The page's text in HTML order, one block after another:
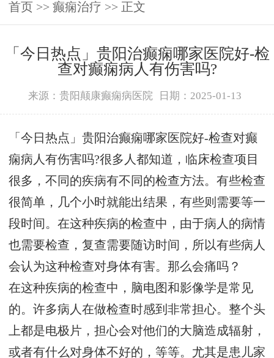
首页 >> 癫痫治疗 >> 正文
「今日热点」贵阳治癫痫哪家医院好-检
查对癫痫病人有伤害吗?
来源：贵阳颠康癫痫病医院 日期：2025-01-13
「今日热点」贵阳治癫痫哪家医院好-检查对癫
痫病人有伤害吗?很多人都知道，临床检查项目
很多，不同的疾病有不同的检查方法。有些检查
很简单，几个小时就能出结果，有些则需要等一
段时间。在这种疾病的检查中，由于病人的病情
也需要检查，复查需要随访时间，所以有些病人
会认为这种检查对身体有害。那么会痛吗？
在这种疾病的检查中，脑电图和影像学是常见
的。许多病人在做检查时感到非常担心。整个头
上都是电极片，担心会对他们的大脑造成辐射，
或者有什么对身体不好的，等等。尤其是患儿家